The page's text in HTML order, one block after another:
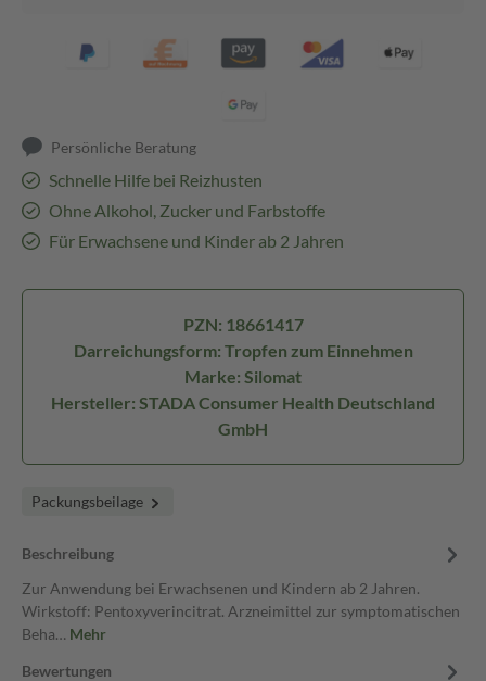
Persönliche Beratung
Schnelle Hilfe bei Reizhusten
Ohne Alkohol, Zucker und Farbstoffe
Für Erwachsene und Kinder ab 2 Jahren
PZN: 18661417
Darreichungsform: Tropfen zum Einnehmen
Marke: Silomat
Hersteller: STADA Consumer Health Deutschland
GmbH
Packungsbeilage
Beschreibung
Zur Anwendung bei Erwachsenen und Kindern ab 2 Jahren.
Wirkstoff: Pentoxyverincitrat. Arzneimittel zur symptomatischen
Beha… Mehr
Bewertungen